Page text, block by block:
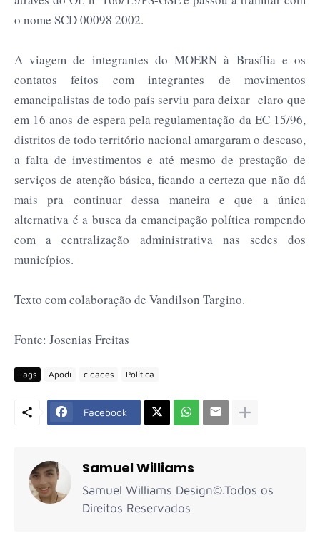
o nome SCD 00098 2002.
A viagem de integrantes do MOERN à Brasília e os
contatos feitos com integrantes de movimentos
emancipalistas de todo país serviu para deixar claro que
em 16 anos de espera pela regulamentação da EC 15/96,
distritos de todo território nacional amargaram o descaso,
a falta de investimentos e até mesmo de prestação de
serviços de atenção básica, ficando a certeza que não dá
mais pra continuar dessa maneira e que a única
alternativa é a busca da emancipação política rompendo
com a centralização administrativa nas sedes dos
municípios.
Texto com colaboração de Vandilson Targino.
Fonte: Josenias Freitas
Tags Apodi cidades Política
Facebook
Samuel Williams
Samuel Williams Design©.Todos os
Direitos Reservados